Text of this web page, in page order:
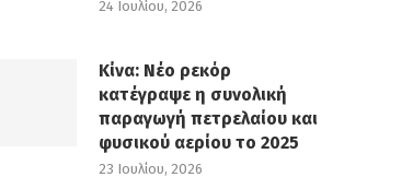
24 Ιουλίου, 2026
Κίνα: Νέο ρεκόρ
κατέγραψε η συνολική
παραγωγή πετρελαίου και
φυσικού αερίου το 2025
23 Ιουλίου, 2026